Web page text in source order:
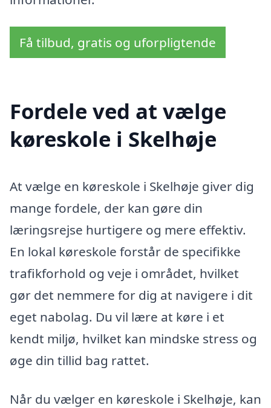
Få tilbud, gratis og uforpligtende
Fordele ved at vælge
køreskole i Skelhøje
At vælge en køreskole i Skelhøje giver dig
mange fordele, der kan gøre din
læringsrejse hurtigere og mere effektiv.
En lokal køreskole forstår de specifikke
trafikforhold og veje i området, hvilket
gør det nemmere for dig at navigere i dit
eget nabolag. Du vil lære at køre i et
kendt miljø, hvilket kan mindske stress og
øge din tillid bag rattet.
Når du vælger en køreskole i Skelhøje, kan